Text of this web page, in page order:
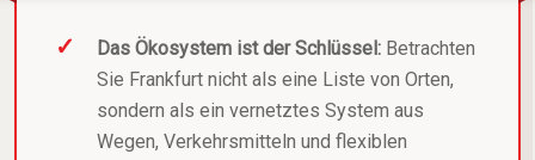
Das Ökosystem ist der Schlüssel: Betrachten
Sie Frankfurt nicht als eine Liste von Orten,
sondern als ein vernetztes System aus
Wegen, Verkehrsmitteln und flexiblen